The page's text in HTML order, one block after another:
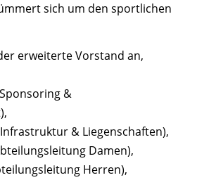
sich um den sportlichen
erweiterte Vorstand an,
&
& Liegenschaften),
Damen),
Herren),